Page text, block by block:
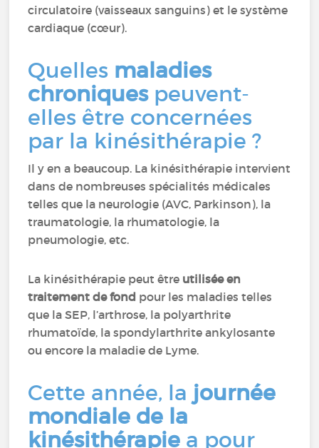
circulatoire (vaisseaux sanguins) et le système
cardiaque (cœur).
Quelles maladies
chroniquespeuvent-
elles être concernées
par la kinésithérapie ?
Il y en a beaucoup. La kinésithérapie intervient
dans de nombreuses spécialités médicales
telles que la neurologie (AVC, Parkinson), la
traumatologie, la rhumatologie, la
pneumologie, etc.
La kinésithérapie peut être utilisée en
traitement de fond pour les maladies telles
que la SEP, l’arthrose, la polyarthrite
rhumatoïde, la spondylarthrite ankylosante
ou encore la maladie de Lyme.
Cette année, la journée
mondiale de la
kinésithérapie a pour